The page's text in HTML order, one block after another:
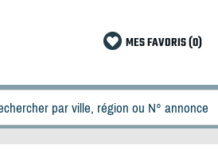
MES FAVORIS (0)